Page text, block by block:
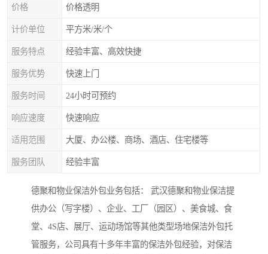
价格 价格透明
计价单位 平方米/米/个
服务特点 经验丰富、高效快捷
服务优势 快速上门
服务时间 24小时可预约
响应速度 快速响应
适用范围 大厦、办公楼、商场、酒店、住宅楼等
服务团队 经验丰富
德聚和物业保洁外包业务包括： 武汉德聚和物业保洁提
供办公（写字楼）、企业、工厂（园区）、美食城、食
堂、4S店、展厅、运动场馆等其他类型场地保洁外包托
管服务，公司具有十多年丰富的保洁外包经验，对保洁